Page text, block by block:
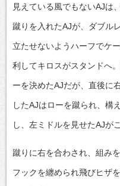
見えている風でもないAJは
蹴りを入れたAJが、ダブル
立たせないようハーフでケ
利してキロスがスタンドへ
ーを決めたAJだが、直後に
したAJはローを蹴られ、構
し、左ミドルを見せたAJが
蹴りに右を合わされ、組み
フックを纏められ飛びヒザ